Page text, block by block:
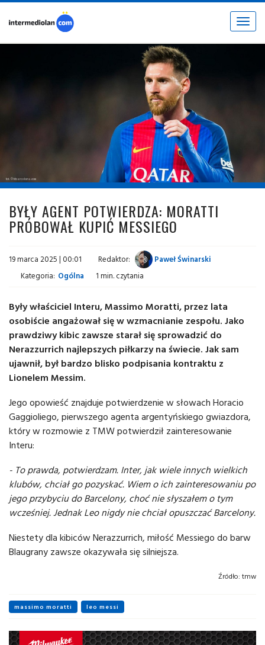
Toggle
fot. © fcbarcelona.com
BYŁY AGENT POTWIERDZA: MORATTI
PRÓBOWAŁ KUPIĆ MESSIEGO
19 marca 2025 | 00:01 Redaktor:
Paweł Świnarski
Kategoria: Ogólna 1 min. czytania
Były właściciel Interu, Massimo Moratti, przez lata
osobiście angażował się w wzmacnianie zespołu. Jako
prawdziwy kibic zawsze starał się sprowadzić do
Nerazzurrich najlepszych piłkarzy na świecie. Jak sam
ujawnił, był bardzo blisko podpisania kontraktu z
Lionelem Messim.
Jego opowieść znajduje potwierdzenie w słowach Horacio
Gaggioliego, pierwszego agenta argentyńskiego gwiazdora,
który w rozmowie z TMW potwierdził zainteresowanie
Interu:
- To prawda, potwierdzam. Inter, jak wiele innych wielkich
klubów, chciał go pozyskać. Wiem o ich zainteresowaniu po
jego przybyciu do Barcelony, choć nie słyszałem o tym
wcześniej. Jednak Leo nigdy nie chciał opuszczać Barcelony.
Niestety dla kibiców Nerazzurrich, miłość Messiego do barw
Blaugrany zawsze okazywała się silniejsza.
Źródło: tmw
massimo moratti leo messi